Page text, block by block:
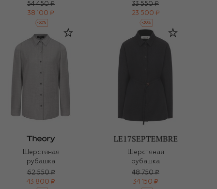
54 450 ₽
38 100 ₽
-30%
33 550 ₽
23 500 ₽
-30%
Шерстяная
рубашка
62 550 ₽
43 800 ₽
Шерстяная
рубашка
48 750 ₽
34 150 ₽